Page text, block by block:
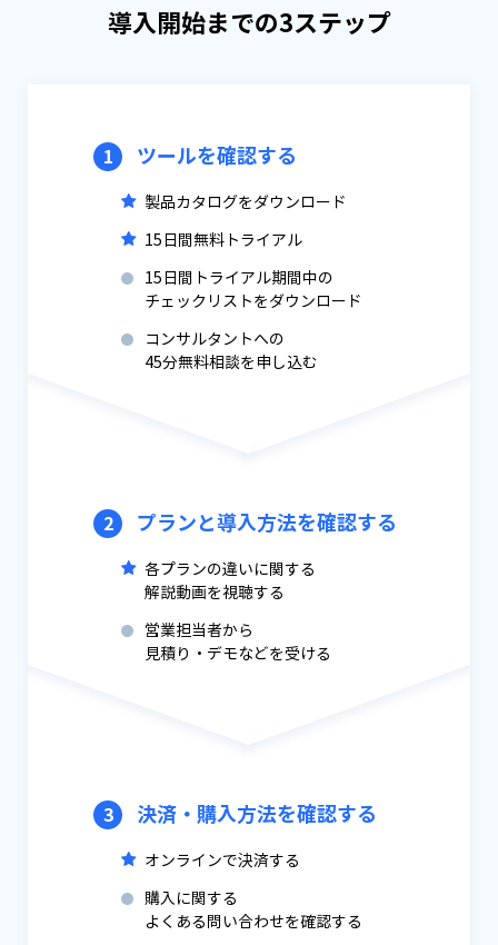
導入開始までの3ステップ
1 ツールを確認する
製品カタログをダウンロード
15日間無料トライアル
15日間トライアル期間中の
チェックリストをダウンロード
コンサルタントへの
45分無料相談を申し込む
2 プランと導入方法を確認する
各プランの違いに関する
解説動画を視聴する
営業担当者から
見積り・デモなどを受ける
3 決済・購入方法を確認する
オンラインで決済する
購入に関する
よくある問い合わせを確認する